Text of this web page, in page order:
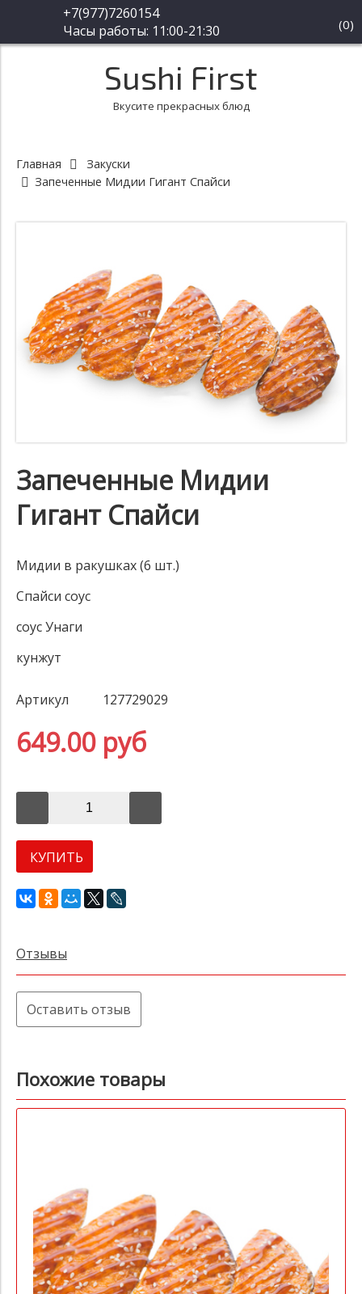
+7(977)7260154
Часы работы: 11:00-21:30
(0)
Sushi First
Вкусите прекрасных блюд
Главная
Закуски
Запеченные Мидии Гигант Спайси
Запеченные Мидии
Гигант Спайси
Мидии в ракушках (6 шт.)
Спайси соус
соус Унаги
кунжут
Артикул 127729029
649.00 руб
КУПИТЬ
Отзывы
Оставить отзыв
Похожие товары